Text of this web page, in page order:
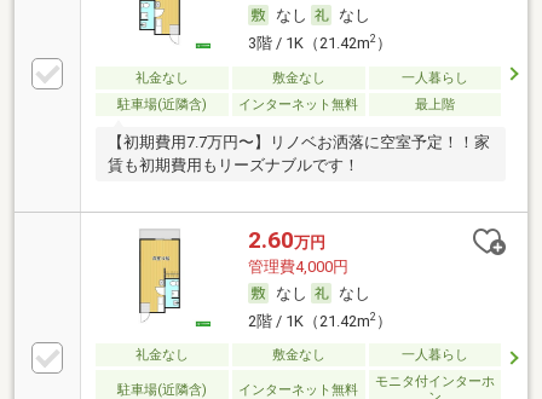
なし
なし
3階 / 1K（21.42m2）
礼金なし 敷金なし
一人暮らし
駐車場(近隣含)
インターネット無料 最上階
【初期費用7.7万円〜】リノベお洒落に空室予定！！家
賃も初期費用もリーズナブルです！
2.60万円
管理費4,000円
なし
なし
2階 / 1K（21.42m2）
礼金なし 敷金なし 一人暮らし
駐車場(近隣含) インターネット無料
モニタ付インターホ